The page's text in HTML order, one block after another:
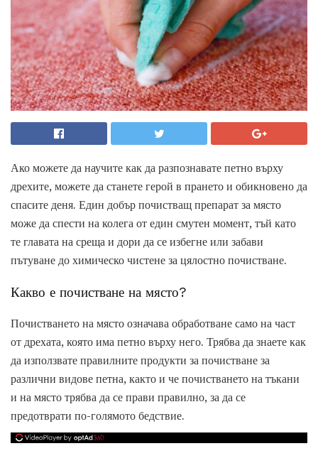
Ако можете да научите как да разпознавате петно ​​върху
дрехите, можете да станете герой в прането и обикновено да
спасите деня. Един добър почистващ препарат за място
може да спести на колега от един смутен момент, тъй като
те главата на среща и дори да се избегне или забави
пътуване до химическо чистене за цялостно почистване.
Какво е почистване на място?
Почистването на място означава обработване само на част
от дрехата, която има петно ​​върху него. Трябва да знаете как
да използвате правилните продукти за почистване за
различни видове петна, както и че почистването на тъкани
и на място трябва да се прави правилно, за да се
предотврати по-голямото бедствие.